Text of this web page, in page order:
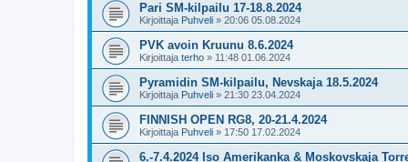
Pari SM-kilpailu 17-18.8.2024
Kirjoittaja Puhveli » 20:06 05.08.2024
PVK avoin Kruunu 8.6.2024
Kirjoittaja terho » 11:48 01.06.2024
Pyramidin SM-kilpailu, Nevskaja 18.5.2024
Kirjoittaja Puhveli » 21:30 23.04.2024
FINNISH OPEN RG8, 20-21.4.2024
Kirjoittaja Puhveli » 17:50 17.02.2024
6.-7.4.2024 Iso Amerikanka & Moskovskaja